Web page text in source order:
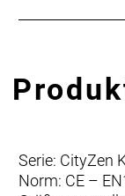
Serie: CityZen
Norm: CE –